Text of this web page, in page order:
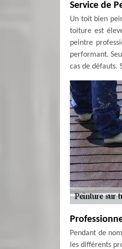
Service de
Un toit bien
toiture est
peintre
performant.
cas de défauts.
Pendant de
les différents